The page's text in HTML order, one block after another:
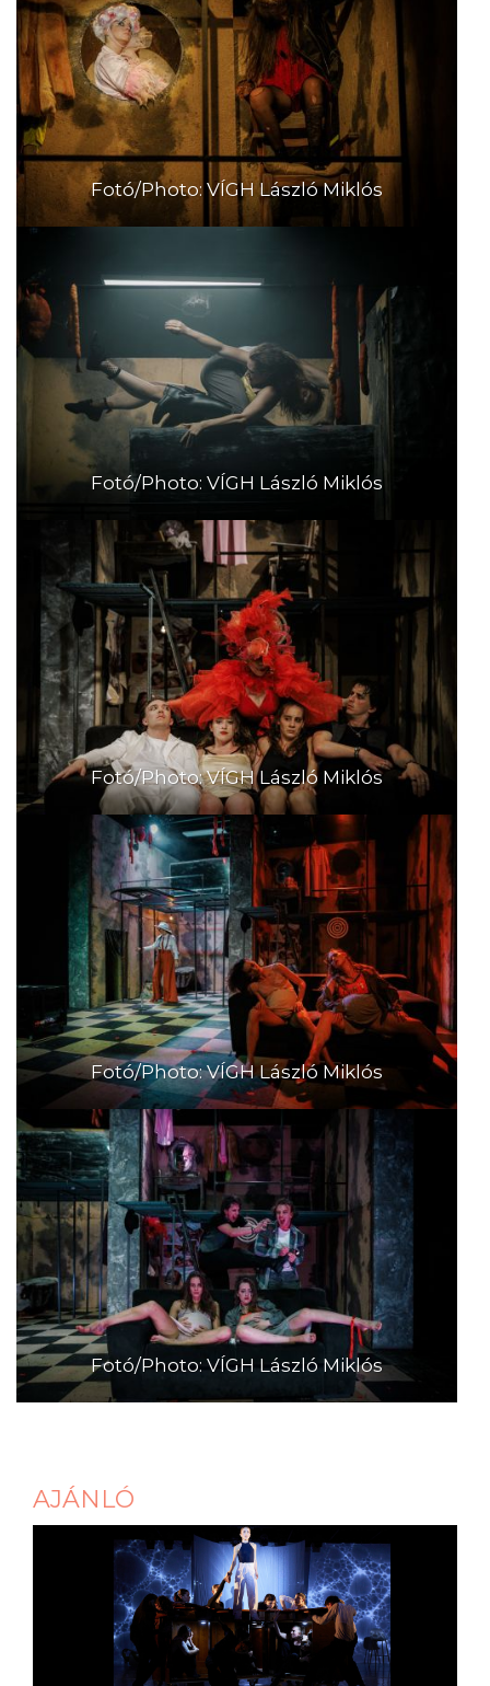
Fotó/Photo: VÍGH László Miklós
Fotó/Photo: VÍGH László Miklós
Fotó/Photo: VÍGH László Miklós
Fotó/Photo: VÍGH László Miklós
Fotó/Photo: VÍGH László Miklós
AJÁNLÓ